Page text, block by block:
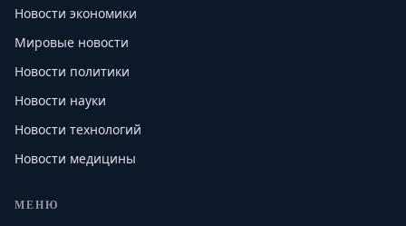
Новости экономики
Мировые новости
Новости политики
Новости науки
Новости технологий
Новости медицины
МЕНЮ